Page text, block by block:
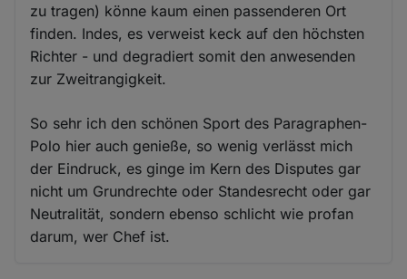
zu tragen) könne kaum einen passenderen Ort
finden. Indes, es verweist keck auf den höchsten
Richter - und degradiert somit den anwesenden
zur Zweitrangigkeit.
So sehr ich den schönen Sport des Paragraphen-
Polo hier auch genieße, so wenig verlässt mich
der Eindruck, es ginge im Kern des Disputes gar
nicht um Grundrechte oder Standesrecht oder gar
Neutralität, sondern ebenso schlicht wie profan
darum, wer Chef ist.